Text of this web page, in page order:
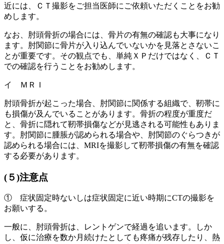
近には、ＣＴ撮影をご担当医師にご依頼いただくことをお勧
めします。
なお、肘頭骨折の場合には、骨片の有無の確認も大事になり
ます。肘関節に骨片が入り込んでいないかを見落とさないこ
とが重要です。その観点でも、単純ＸＰだけではなく、ＣＴ
での確認を行うことをお勧めします。
イ ＭＲＩ
肘頭骨折が起こった場合、肘関節に関係する組織で、靭帯に
も損傷が及んでいることがあります。骨折の程度が重度だ
と、骨折に隠れて靭帯損傷などが見逃される可能性もありま
す。肘関節に腫脹が認められる場合や、肘関節のぐらつきが
認められる場合には、MRIを撮影して靭帯損傷の有無を確認
する必要があります。
(５)注意点
① 症状固定時ないしは症状固定に近い時期にCTの撮影を
お願いする。
一般に、肘頭骨折は、レントゲンで経過を追います。しか
し、仮に治療を数か月続けたとしても疼痛が残存したり、熱